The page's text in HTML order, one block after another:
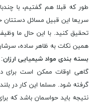
طور که قبلا هم گفتیم، با
سریعا این قبیل مسائل دستتان
تحقیق کنید. با این حال ما
همین نکات به ظاهر ساده،
بسته بندی مواد شیمیایی ارزان:
گاهی اوقات ممکن است برای
گرفته شود. مسلما این کار در
نتیجه باید حواسمان باشد که